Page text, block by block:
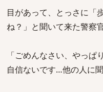
目があって、とっさに「
ね？」と聞いて来た警察
「ごめんなさい、やっぱ
自信ないです…他の人に